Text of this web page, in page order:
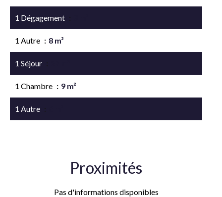
1 Dégagement
1 Autre 8 m²
1 Séjour
1 Chambre 9 m²
1 Autre
Proximités
Pas d'informations disponibles